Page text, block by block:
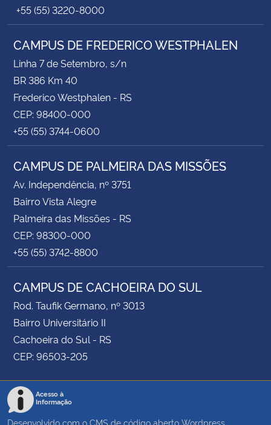
+55 (55) 3220-8000
CAMPUS DE FREDERICO WESTPHALEN
Linha 7 de Setembro, s/n
BR 386 Km 40
Frederico Westphalen - RS
CEP: 98400-000
+55 (55) 3744-0600
CAMPUS DE PALMEIRA DAS MISSÕES
Av. Independência, nº 3751
Bairro Vista Alegre
Palmeira das Missões - RS
CEP: 98300-000
+55 (55) 3742-8800
CAMPUS DE CACHOEIRA DO SUL
Rod. Taufik Germano, nº 3013
Bairro Universitário II
Cachoeira do Sul - RS
CEP: 96503-205
Acesso à
Informação
Desenvolvido com o CMS de código aberto Wordpress